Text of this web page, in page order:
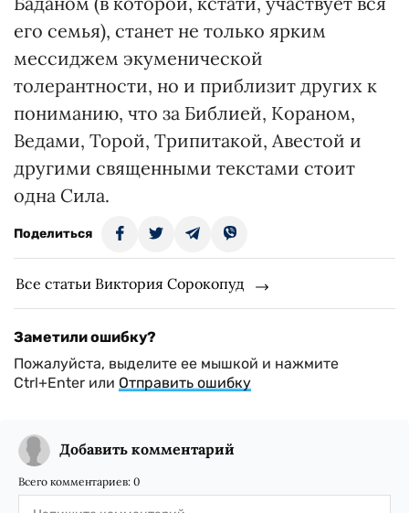
его семья), станет не только ярким
мессиджем экуменической
толерантности, но и приблизит других к
пониманию, что за Библией, Кораном,
Ведами, Торой, Трипитакой, Авестой и
другими священными текстами стоит
одна Сила.
Поделиться
Все статьи Виктория Сорокопуд
Заметили ошибку?
Пожалуйста, выделите ее мышкой и нажмите
Ctrl+Enter или Отправить ошибку
Добавить комментарий
Всего комментариев: 0